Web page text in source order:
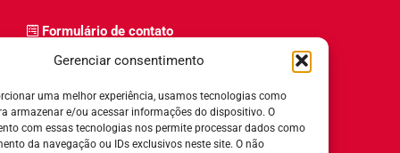
Gerenciar consentimento
uma melhor experiência, usamos tecnologias como
armazenar e/ou acessar informações do dispositivo. O
com essas tecnologias nos permite processar dados como
da navegação ou IDs exclusivos neste site. O não
Formulário de contato
Relatório de igualdade salarial